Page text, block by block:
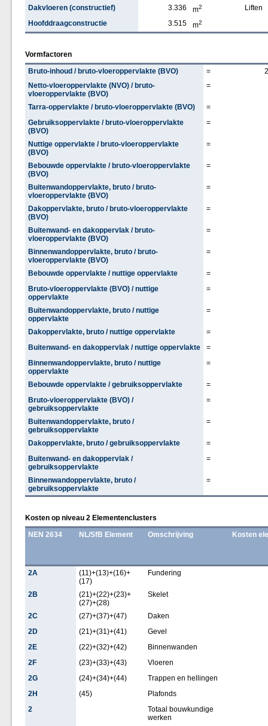
Dakvloeren (constructief) 3.336 m2
Liften
Hoofddraagconstructie
3.515 m2
Vormfactoren
Bruto-inhoud / bruto-vloeroppervlakte (BVO)
=
Netto-vloeroppervlakte (NVO) / bruto-
vloeroppervlakte (BVO)
=
Tarra-oppervlakte / bruto-vloeroppervlakte (BVO)
=
Gebruiksoppervlakte / bruto-vloeroppervlakte
(BVO)
=
Nuttige oppervlakte / bruto-vloeroppervlakte
(BVO)
=
Bebouwde oppervlakte / bruto-vloeroppervlakte
(BVO)
=
Buitenwandoppervlakte, bruto / bruto-
vloeroppervlakte (BVO)
=
Dakoppervlakte, bruto / bruto-vloeroppervlakte
(BVO)
=
Buitenwand- en dakoppervlak / bruto-
vloeroppervlakte (BVO)
=
Binnenwandoppervlakte, bruto / bruto-
vloeroppervlakte (BVO)
=
Bebouwde oppervlakte / nuttige oppervlakte
=
Bruto-vloeroppervlakte (BVO) / nuttige
oppervlakte
=
Buitenwandoppervlakte, bruto / nuttige
oppervlakte
=
Dakoppervlakte, bruto / nuttige oppervlakte
=
Buitenwand- en dakoppervlak / nuttige oppervlakte
=
Binnenwandoppervlakte, bruto / nuttige
oppervlakte
=
Bebouwde oppervlakte / gebruiksoppervlakte
=
Bruto-vloeroppervlakte (BVO) /
gebruiksoppervlakte
=
Buitenwandoppervlakte, bruto /
gebruiksoppervlakte
=
Dakoppervlakte, bruto / gebruiksoppervlakte
=
Buitenwand- en dakoppervlak /
gebruiksoppervlakte
=
Binnenwandoppervlakte, bruto /
gebruiksoppervlakte
=
Kosten op niveau 2 Elementenclusters
NEN 2634
NL/SfB Element Omschrijving Kosten
2A
(11)+(13)+(16)+
(17)
Fundering
2B
(21)+(22)+(23)+
(27)+(28)
Skelet
2C (27)+(37)+(47)
Daken
2D
(21)+(31)+(41)
Gevel
2E
(22)+(32)+(42)
Binnenwanden
2F
(23)+(33)+(43)
Vloeren
2G
(24)+(34)+(44)
Trappen en hellingen
2H
(45)
Plafonds
2
Totaal bouwkundige
werken